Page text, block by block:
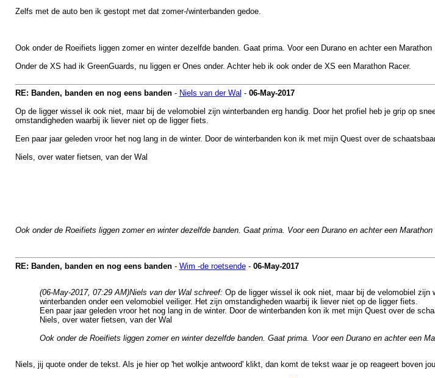
Zelfs met de auto ben ik gestopt met dat zomer-/winterbanden gedoe.
Ook onder de Roeifiets liggen zomer en winter dezelfde banden. Gaat prima. Voor een Durano en achter een Marathon
Onder de XS had ik GreenGuards, nu liggen er Ones onder. Achter heb ik ook onder de XS een Marathon Racer.
RE: Banden, banden en nog eens banden- Niels van der Wal - 06-May-2017
Op de ligger wissel ik ook niet, maar bij de velomobiel zijn winterbanden erg handig. Door het profiel heb je grip op
omstandigheden waarbij ik liever niet op de ligger fiets.
Een paar jaar geleden vroor het nog lang in de winter. Door de winterbanden kon ik met mijn Quest over de
Niels, over water fietsen, van der Wal
Ook onder de Roeifiets liggen zomer en winter dezelfde banden. Gaat prima. Voor een Durano en achter een Marathon
RE: Banden, banden en nog eens banden- Wim -de roetsende- 06-May-2017
(06-May-2017, 07:29 AM)Niels van der Wal schreef: Op de ligger wissel ik ook niet, maar bij de velomobiel
winterbanden onder een velomobiel veiliger. Het zijn omstandigheden waarbij ik liever niet op de ligger fiets.
Een paar jaar geleden vroor het nog lang in de winter. Door de winterbanden kon ik met mijn Quest over de
Niels, over water fietsen, van der Wal
Ook onder de Roeifiets liggen zomer en winter dezelfde banden. Gaat prima. Voor een Durano en achter een
Niels, jij quote onder de tekst. Als je hier op 'het wolkje antwoord' klikt, dan komt de tekst waar je op reageert boven